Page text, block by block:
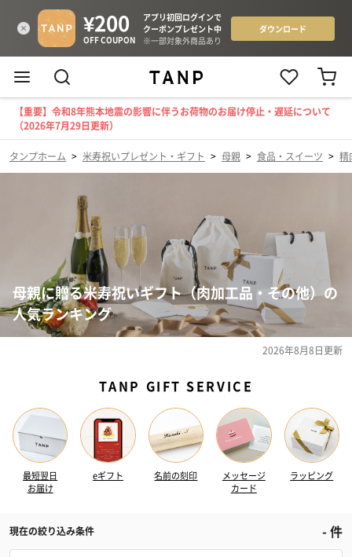
【重要】令和8年熊本地震の影響に伴うお荷物のお届け停止・遅延について
（2026年7月29日更新）
タンプホーム > 米寿祝いプレゼント・ギフト > 母親 > 食品・スイーツ > 精
母親に贈る米寿祝いギフト（肉加工品・その他）の
人気ランキング
2026年8月8日更新
TANP GIFT SERVICE
最短翌日
お届け
eギフト 名前の刻印
メッセージ
カード
ラッピング
現在の絞り込み条件 -件